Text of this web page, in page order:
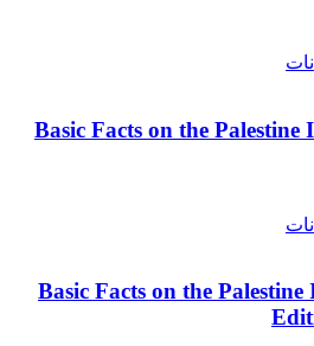
Basic Facts on the Palestine
Basic Facts on the